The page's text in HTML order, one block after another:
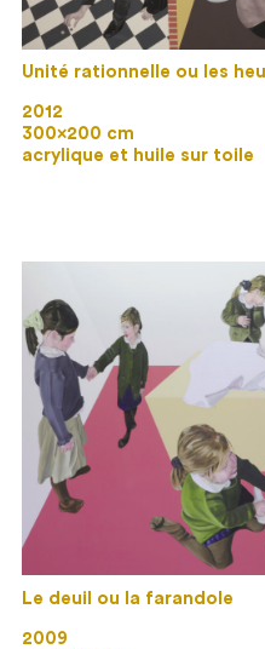
Unité rationnelle ou les
2012
300×200 cm
acrylique et huile sur toile
Le deuil ou la farandole
2009